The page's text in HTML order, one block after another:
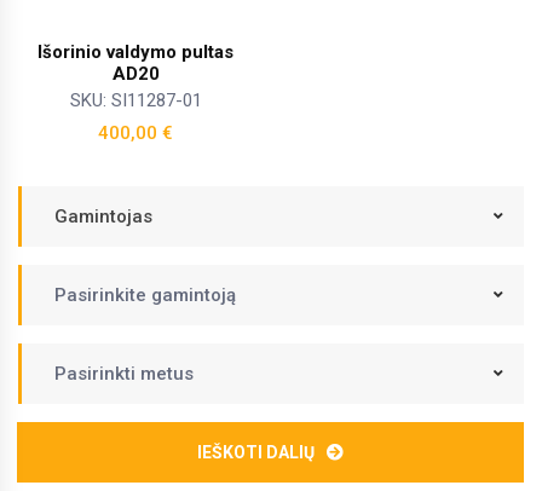
Gamintojas
Pasirinkite gamintoją
Pasirinkti metus
IEŠKOTI DALIŲ
Išorinio valdymo pultas
AD20
SKU: SI11287-01
400,00 €